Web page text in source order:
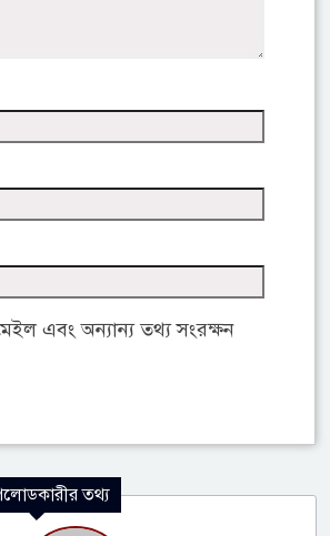
এবং অন্যান্য তথ্য সংরক্ষন
তথ্য